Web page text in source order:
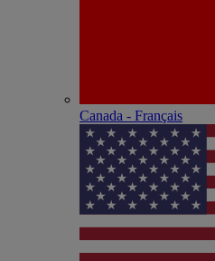
Canada - Français